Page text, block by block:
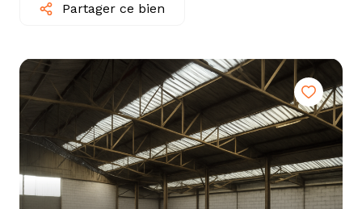
immo
tarif
estimation
Partager ce bien